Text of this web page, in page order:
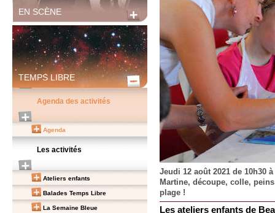
EN SCÈNE
TEMPS LIBRE
Agenda des activités
Agenda
Les activités
Ateliers enfants
Balades Temps Libre
La Semaine Bleue
Jeudi 12 août 2021 de 10h30
Martine, découpe, colle,
plage !
Les ateliers enfants de